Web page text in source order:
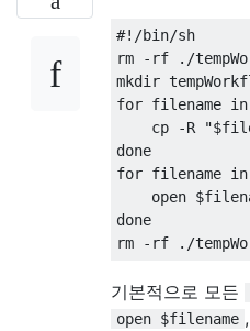
#!/bin/sh
rm -rf ./
mkdir
for filename
cp -R
done
for filename in
open
done
기본적으로 모든
open $filename